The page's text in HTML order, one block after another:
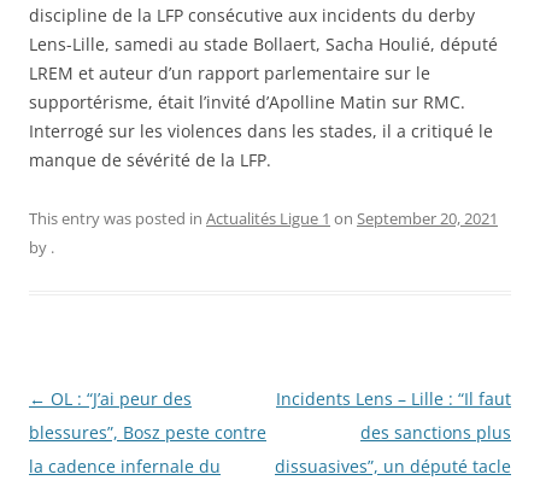
discipline de la LFP consécutive aux incidents du derby
Lens-Lille, samedi au stade Bollaert, Sacha Houlié, député
LREM et auteur d’un rapport parlementaire sur le
supportérisme, était l’invité d’Apolline Matin sur RMC.
Interrogé sur les violences dans les stades, il a critiqué le
manque de sévérité de la LFP.
This entry was posted in Actualités Ligue 1 on September 20, 2021
by .
Post
navigation
← OL : “J’ai peur des
blessures”, Bosz peste contre
la cadence infernale du
Incidents Lens – Lille : “Il faut
des sanctions plus
dissuasives”, un député tacle